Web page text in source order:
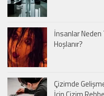
İnsanlar
Hoşlanır?
Çizimde